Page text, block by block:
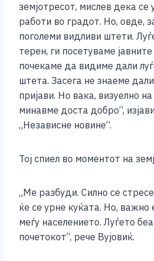
земјотресот, мислев дека се
работи во градот. Но, овде,
поголеми видливи штети.
терен, ги посетуваме
почекаме да видиме дали
штета. Засега не знаеме
пријави. Но вака, визуелно
минавме доста добро“,
„Независне новине“.
Тој спиел во моментот на
„Ме разбуди. Силно се
ќе се урне куќата. Но,
меѓу населението. Луѓето
почетокот“, рече Вујовиќ.